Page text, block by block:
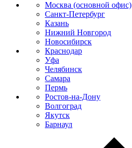
Москва (основной офис)
Санкт-Петербург
Казань
Нижний Новгород
Новосибирск
Краснодар
Уфа
Челябинск
Самара
Пермь
Ростов-на-Дону
Волгоград
Якутск
Барнаул